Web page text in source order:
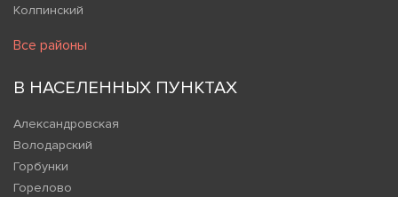
Колпинский
Все районы
В НАСЕЛЕННЫХ ПУНКТАХ
Александровская
Володарский
Горбунки
Горелово